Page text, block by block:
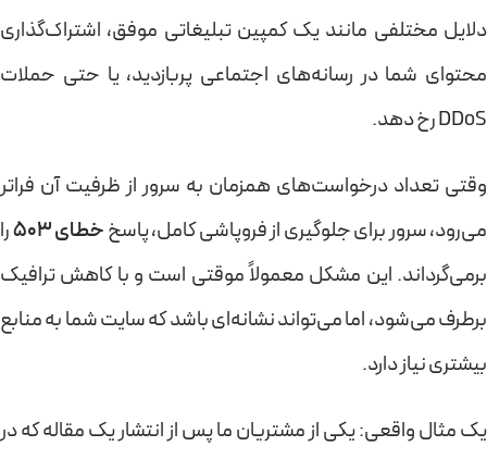
دلایل مختلفی مانند یک کمپین تبلیغاتی موفق، اشتراک‌گذاری
محتوای شما در رسانه‌های اجتماعی پربازدید، یا حتی حملات
DDoS رخ دهد.
وقتی تعداد درخواست‌های همزمان به سرور از ظرفیت آن فراتر
می‌رود، سرور برای جلوگیری از فروپاشی کامل، پاسخخطای 503
را
برمی‌گرداند. این مشکل معمولاً موقتی است و با کاهش ترافیک
برطرف می‌شود، اما می‌تواند نشانه‌ای باشد که سایت شما به منابع
بیشتری نیاز دارد.
یک مثال واقعی: یکی از مشتریان ما پس از انتشار یک مقاله که در